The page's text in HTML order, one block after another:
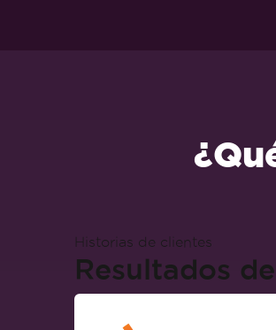
Historias de clientes
Resultados